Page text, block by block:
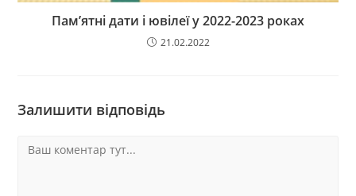
Пам’ятні дати і ювілеї у 2022-2023 роках
21.02.2022
Залишити відповідь